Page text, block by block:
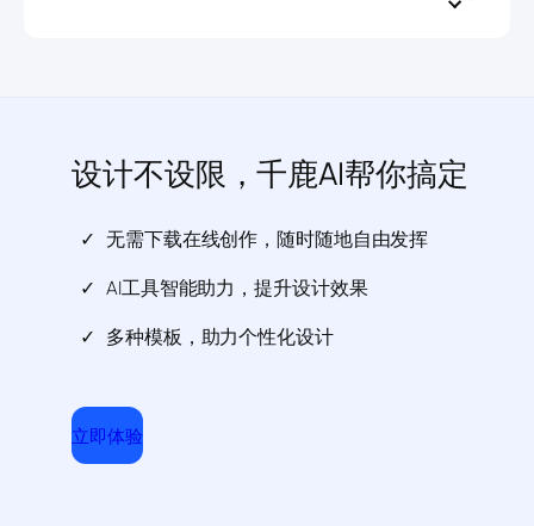
设计不设限，千鹿AI帮你搞定
无需下载在线创作，随时随地自由发挥
AI工具智能助力，提升设计效果
多种模板，助力个性化设计
立即体验